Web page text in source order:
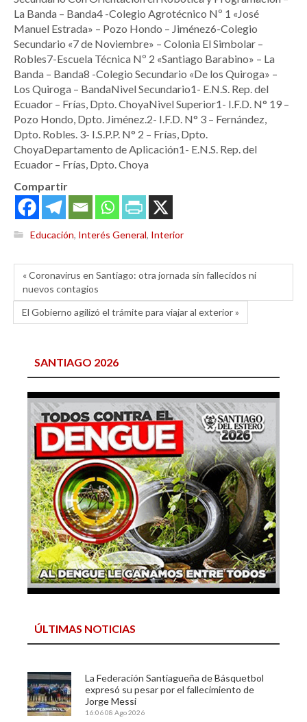
La Banda – Banda4 -Colegio Agrotécnico Nº 1 «José
Manuel Estrada» – Pozo Hondo – Jiménez6-Colegio
Secundario «7 de Noviembre» – Colonia El Simbolar –
Robles7-Escuela Técnica Nº 2 «Santiago Barabino» – La
Banda – Banda8 -Colegio Secundario «De los Quiroga» –
Los Quiroga – BandaNivel Secundario1- E.N.S. Rep. del
Ecuador – Frías, Dpto. ChoyaNivel Superior1- I.F.D. N° 19 –
Pozo Hondo, Dpto. Jiménez.2- I.F.D. N° 3 – Fernández,
Dpto. Robles. 3- I.S.P.P. N° 2 – Frías, Dpto.
ChoyaDepartamento de Aplicación1- E.N.S. Rep. del
Ecuador – Frías, Dpto. Choya
Compartir
Educación, Interés General, Interior
« Coronavirus en Santiago: otra jornada sin fallecidos ni
nuevos contagios
El Gobierno agilizó el trámite para viajar al exterior »
SANTIAGO 2026
ÚLTIMAS NOTICIAS
La Federación Santiagueña de Básquetbol
expresó su pesar por el fallecimiento de
Jorge Messi
16:0608 Ago 2026